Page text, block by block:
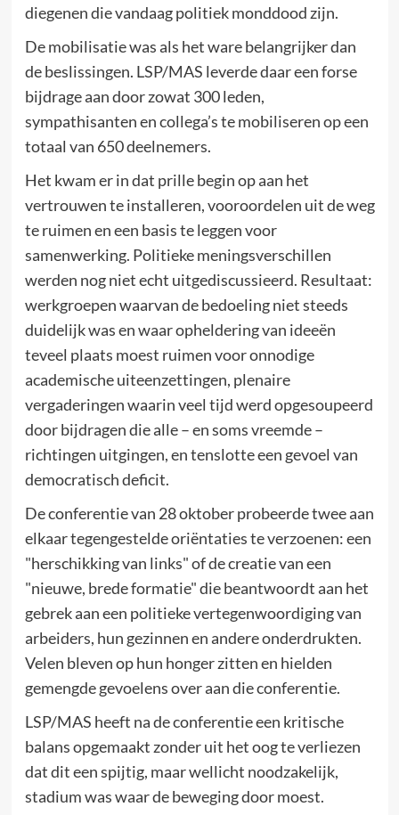
diegenen die vandaag politiek monddood zijn.
De mobilisatie was als het ware belangrijker dan
de beslissingen. LSP/MAS leverde daar een forse
bijdrage aan door zowat 300 leden,
sympathisanten en collega’s te mobiliseren op een
totaal van 650 deelnemers.
Het kwam er in dat prille begin op aan het
vertrouwen te installeren, vooroordelen uit de weg
te ruimen en een basis te leggen voor
samenwerking. Politieke meningsverschillen
werden nog niet echt uitgediscussieerd. Resultaat:
werkgroepen waarvan de bedoeling niet steeds
duidelijk was en waar opheldering van ideeën
teveel plaats moest ruimen voor onnodige
academische uiteenzettingen, plenaire
vergaderingen waarin veel tijd werd opgesoupeerd
door bijdragen die alle – en soms vreemde –
richtingen uitgingen, en tenslotte een gevoel van
democratisch deficit.
De conferentie van 28 oktober probeerde twee aan
elkaar tegengestelde oriëntaties te verzoenen: een
"herschikking van links" of de creatie van een
"nieuwe, brede formatie" die beantwoordt aan het
gebrek aan een politieke vertegenwoordiging van
arbeiders, hun gezinnen en andere onderdrukten.
Velen bleven op hun honger zitten en hielden
gemengde gevoelens over aan die conferentie.
LSP/MAS heeft na de conferentie een kritische
balans opgemaakt zonder uit het oog te verliezen
dat dit een spijtig, maar wellicht noodzakelijk,
stadium was waar de beweging door moest.